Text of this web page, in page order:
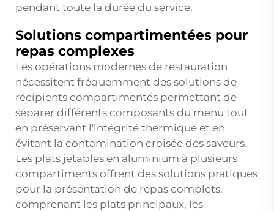
pendant toute la durée du service.
Solutions compartimentées pour
repas complexes
Les opérations modernes de restauration
nécessitent fréquemment des solutions de
récipients compartimentés permettant de
séparer différents composants du menu tout
en préservant l'intégrité thermique et en
évitant la contamination croisée des saveurs.
Les plats jetables en aluminium à plusieurs
compartiments offrent des solutions pratiques
pour la présentation de repas complets,
comprenant les plats principaux, les